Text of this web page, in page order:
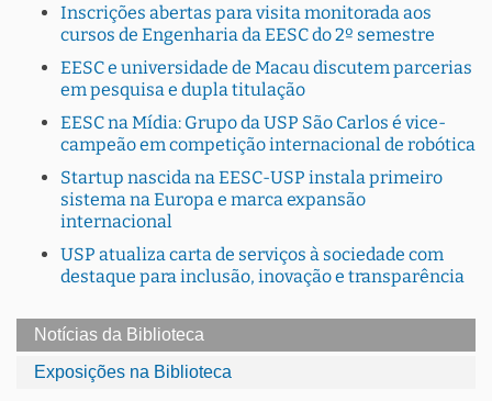
Notícias da Biblioteca
Exposições na Biblioteca
Inscrições abertas para visita monitorada aos
cursos de Engenharia da EESC do 2º semestre
EESC e universidade de Macau discutem parcerias
em pesquisa e dupla titulação
EESC na Mídia: Grupo da USP São Carlos é vice-
campeão em competição internacional de robótica
Startup nascida na EESC-USP instala primeiro
sistema na Europa e marca expansão
internacional
USP atualiza carta de serviços à sociedade com
destaque para inclusão, inovação e transparência